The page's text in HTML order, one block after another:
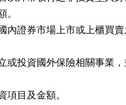
。
內證券市場上市或上櫃買
或投資國外保險相關事業
項目及金額。